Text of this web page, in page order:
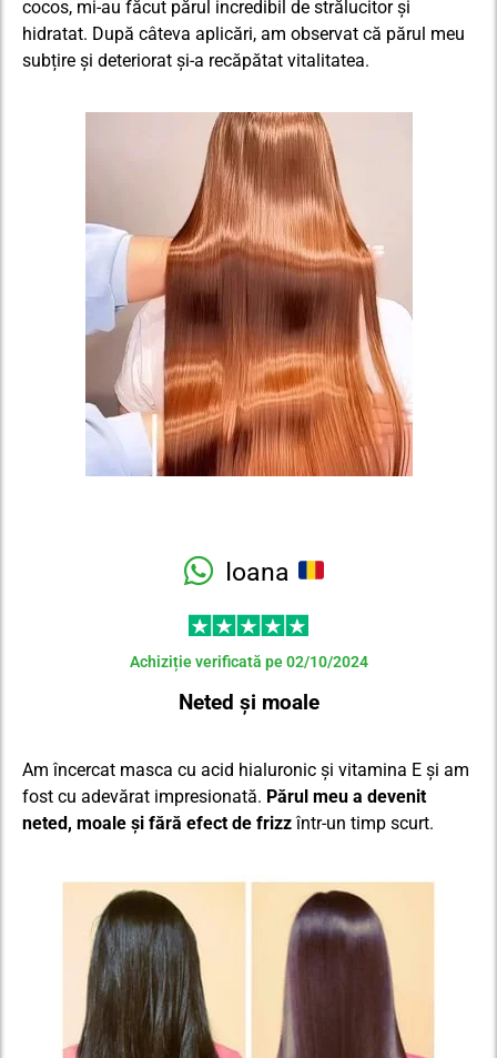
cocos, mi-au făcut părul incredibil de strălucitor și
hidratat. După câteva aplicări, am observat că părul meu
subțire și deteriorat și-a recăpătat vitalitatea.
Ioana
Achiziție verificată pe 02/10/2024
Neted și moale
Am încercat masca cu acid hialuronic și vitamina E și am
fost cu adevărat impresionată. Părul meu a devenit
neted, moale și fără efect de frizzîntr-un timp scurt.